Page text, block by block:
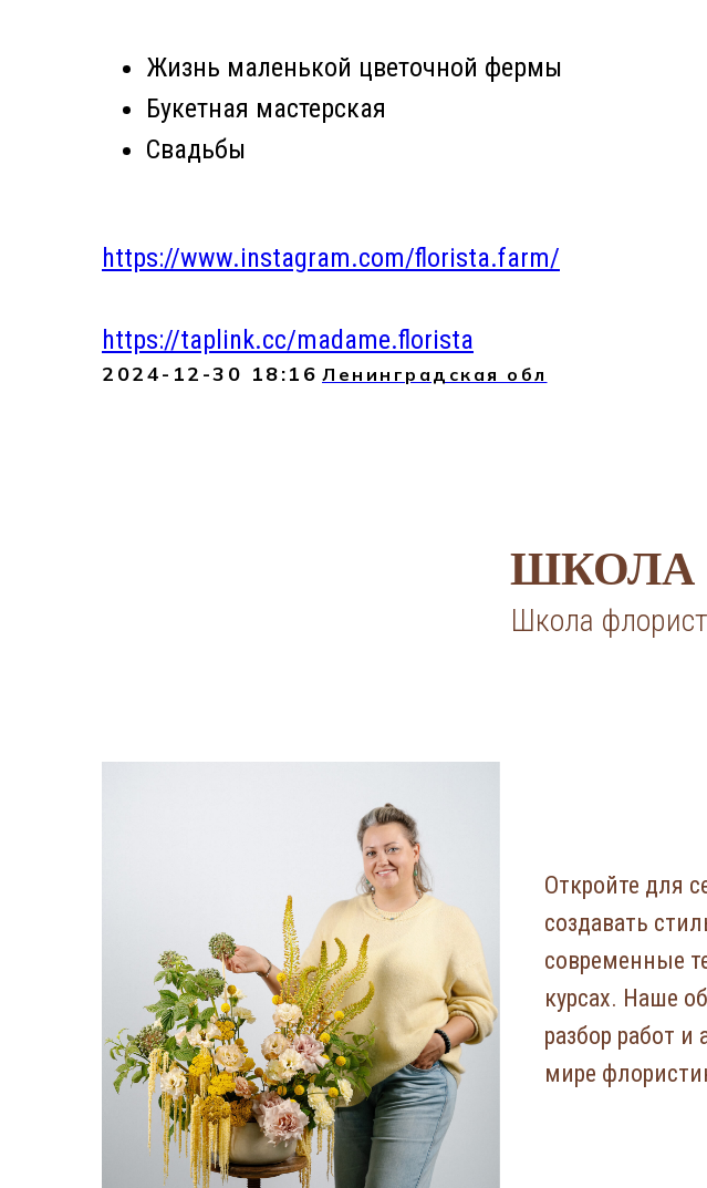
Жизнь маленькой цветочной фермы
Букетная мастерская
Свадьбы
https://www.instagram.com/florista.farm/
https://taplink.cc/madame.florista
2024-12-30 18:16 Ленинградская обл
ШКОЛА
Школа
Откройте для
создавать
современные
курсах. Наше
разбор работ
мире